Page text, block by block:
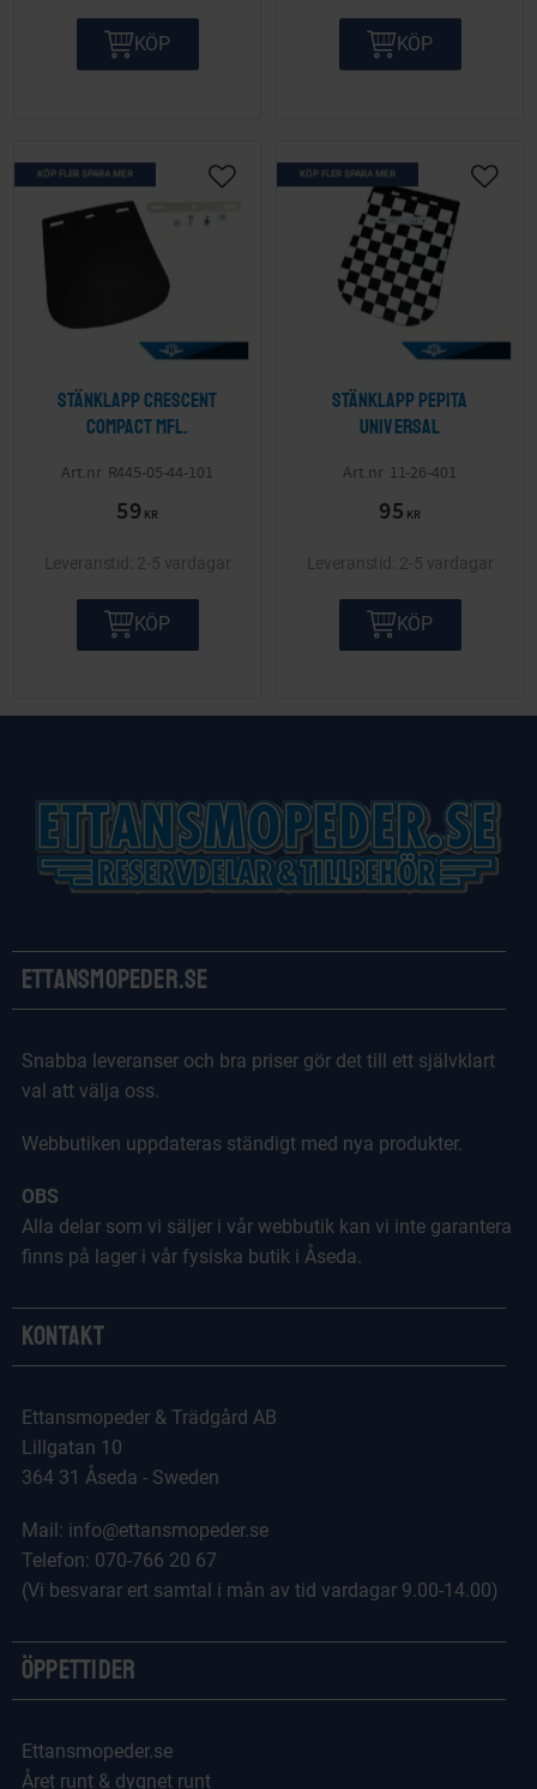
KÖP KÖP
Stänklapp Crescent
Compact mfl.
R445-05-44-101
59 KR
KÖP FLER SPARA MER
Lägg till i önskelista
2-5 vardagar
KÖP
Stänklapp Pepita
Universal
11-26-401
95 KR
KÖP FLER SPARA MER
Lägg
2-5 vardagar
KÖP
Ettansmopeder.se
Snabba leveranser och bra priser gör det till ett självklart
val att välja oss.
Webbutiken uppdateras ständigt med nya produkter.
OBS
Alla delar som vi säljer i vår webbutik kan vi inte garantera
finns på lager i vår fysiska butik i Åseda.
Kontakt
Ettansmopeder & Trädgård AB
Lillgatan 10
364 31 Åseda - Sweden
Mail: info@ettansmopeder.se
Telefon: 070-766 20 67
(Vi besvarar ert samtal i mån av tid vardagar 9.00-14.00)
Öppettider
Ettansmopeder.se
Året runt & dygnet runt